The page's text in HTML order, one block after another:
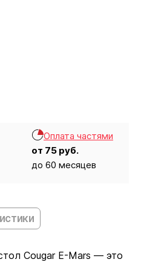
Оплата частями
от 75 руб.
до 60 месяцев
Cougar E-Mars — это